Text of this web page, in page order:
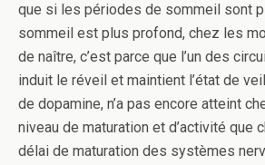
que si les périodes de sommeil sont
sommeil est plus profond, chez les
de naître, c’est parce que l’un des
induit le réveil et maintient l’état de
de dopamine, n’a pas encore atteint
niveau de maturation et d’activité que
délai de maturation des systèmes